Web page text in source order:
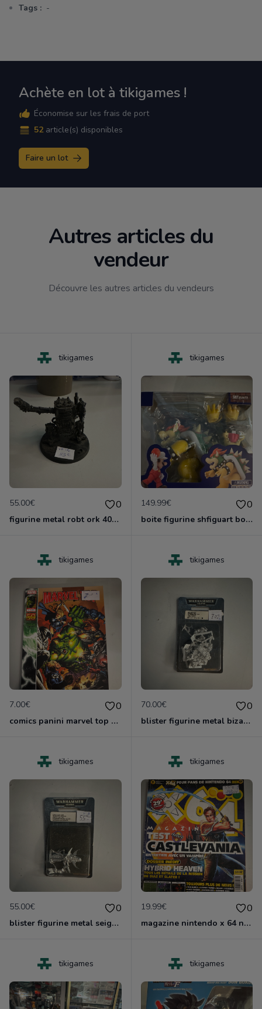
Tags : -
Achète en lot à tikigames !
Économise sur les frais de port
52 article(s) disponibles
Faire un lot
Autres articles du
vendeur
Découvre les autres articles du vendeurs
tikigames
55.00€ 0
figurine metal robt ork 40000 games worshop
tikigames
149.99€ 0
boite figurine shfiguart bower neuve
tikigames
7.00€ 0
comics panini marvel top 12 2011
tikigames
70.00€ 0
blister figurine metal bizarboy ork 40000 games xorshop
tikigames
55.00€ 0
blister figurine metal seigeur eldar noir neuf nlister
tikigames
19.99€ 0
magazine nintendo x 64 no 17
tikigames tikigames